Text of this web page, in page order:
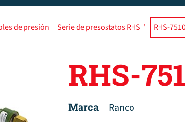
de presión ' Serie de presostatos RHS '
RHS-
Marca Ranco